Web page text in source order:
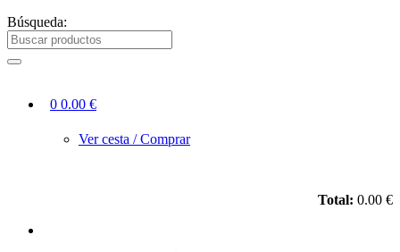
Búsqueda:
0 0.00 €
Ver cesta / Comprar
Total: 0.00 €